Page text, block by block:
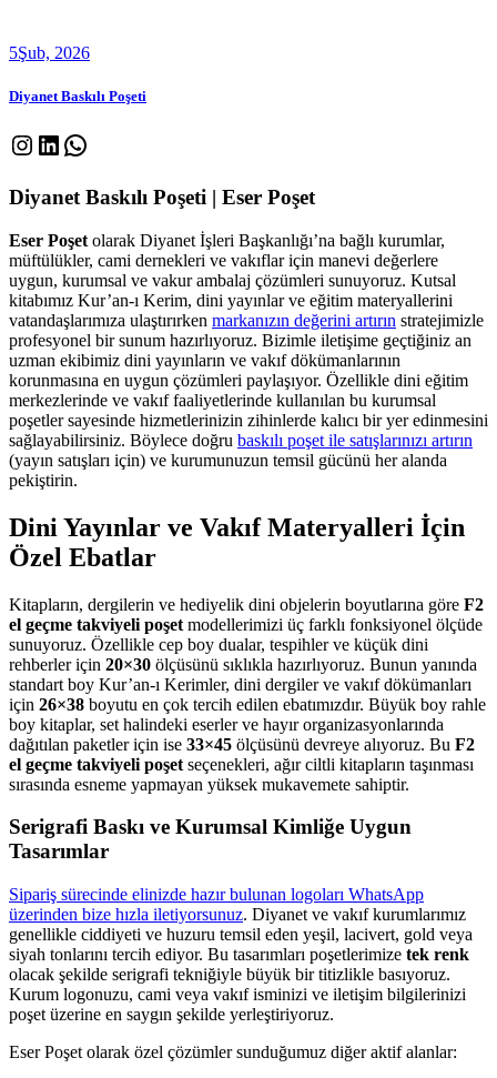
5Şub, 2026
Diyanet Baskılı Poşeti
Instagram
LinkedIn
WhatsApp
Diyanet Baskılı Poşeti | Eser Poşet
Eser Poşet olarak Diyanet İşleri Başkanlığı’na bağlı kurumlar,
müftülükler, cami dernekleri ve vakıflar için manevi değerlere
uygun, kurumsal ve vakur ambalaj çözümleri sunuyoruz. Kutsal
kitabımız Kur’an-ı Kerim, dini yayınlar ve eğitim materyallerini
vatandaşlarımıza ulaştırırken markanızın değerini artırın stratejimizle
profesyonel bir sunum hazırlıyoruz. Bizimle iletişime geçtiğiniz an
uzman ekibimiz dini yayınların ve vakıf dökümanlarının
korunmasına en uygun çözümleri paylaşıyor. Özellikle dini eğitim
merkezlerinde ve vakıf faaliyetlerinde kullanılan bu kurumsal
poşetler sayesinde hizmetlerinizin zihinlerde kalıcı bir yer edinmesini
sağlayabilirsiniz. Böylece doğru baskılı poşet ile satışlarınızı artırın
(yayın satışları için) ve kurumunuzun temsil gücünü her alanda
pekiştirin.
Dini Yayınlar ve Vakıf Materyalleri İçin
Özel Ebatlar
Kitapların, dergilerin ve hediyelik dini objelerin boyutlarına göre F2
el geçme takviyeli poşet modellerimizi üç farklı fonksiyonel ölçüde
sunuyoruz. Özellikle cep boy dualar, tespihler ve küçük dini
rehberler için 20×30 ölçüsünü sıklıkla hazırlıyoruz. Bunun yanında
standart boy Kur’an-ı Kerimler, dini dergiler ve vakıf dökümanları
için 26×38 boyutu en çok tercih edilen ebatımızdır. Büyük boy rahle
boy kitaplar, set halindeki eserler ve hayır organizasyonlarında
dağıtılan paketler için ise 33×45 ölçüsünü devreye alıyoruz. Bu F2
el geçme takviyeli poşet seçenekleri, ağır ciltli kitapların taşınması
sırasında esneme yapmayan yüksek mukavemete sahiptir.
Serigrafi Baskı ve Kurumsal Kimliğe Uygun
Tasarımlar
Sipariş sürecinde elinizde hazır bulunan logoları WhatsApp
üzerinden bize hızla iletiyorsunuz. Diyanet ve vakıf kurumlarımız
genellikle ciddiyeti ve huzuru temsil eden yeşil, lacivert, gold veya
siyah tonlarını tercih ediyor. Bu tasarımları poşetlerimize tek renk
olacak şekilde serigrafi tekniğiyle büyük bir titizlikle basıyoruz.
Kurum logonuzu, cami veya vakıf isminizi ve iletişim bilgilerinizi
poşet üzerine en saygın şekilde yerleştiriyoruz.
Eser Poşet olarak özel çözümler sunduğumuz diğer aktif alanlar: